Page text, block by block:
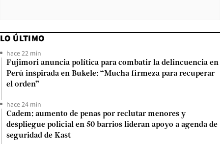
LO ÚLTIMO
hace 22 min
Fujimori anuncia política para combatir la delincuencia en
Perú inspirada en Bukele: “Mucha firmeza para recuperar
el orden”
hace 24 min
Cadem: aumento de penas por reclutar menores y
despliegue policial en 50 barrios lideran apoyo a agenda de
seguridad de Kast